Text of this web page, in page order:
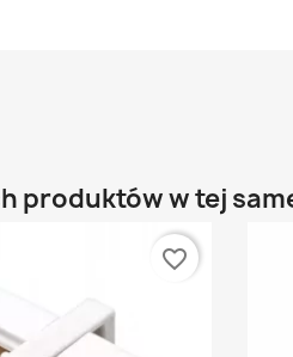
produktów w tej
favorite_border